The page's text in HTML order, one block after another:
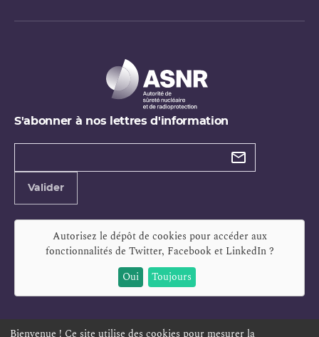
S'abonner à nos lettres d'information
Types de
Valider
Autorisez le dépôt de cookies pour accéder aux
fonctionnalités de Twitter, Facebook et LinkedIn?
Oui
Toujours
Bienvenue ! Ce site utilise des cookies pour mesurer la